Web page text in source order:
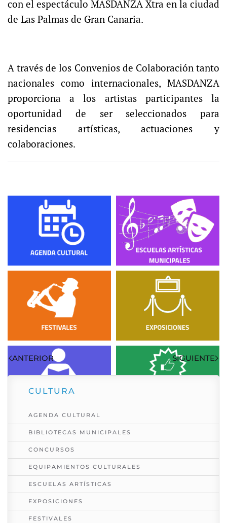
con el espectáculo MASDANZA Xtra en la ciudad
de Las Palmas de Gran Canaria.
A través de los Convenios de Colaboración tanto
nacionales como internacionales, MASDANZA
proporciona a los artistas participantes la
oportunidad de ser seleccionados para
residencias artísticas, actuaciones y
colaboraciones.
Danza,Festivales
Visto: 3542
ANTERIOR SIGUIENTE
CULTURA
AGENDA CULTURAL
BIBLIOTECAS MUNICIPALES
CONCURSOS
EQUIPAMIENTOS CULTURALES
ESCUELAS ARTÍSTICAS
EXPOSICIONES
FESTIVALES